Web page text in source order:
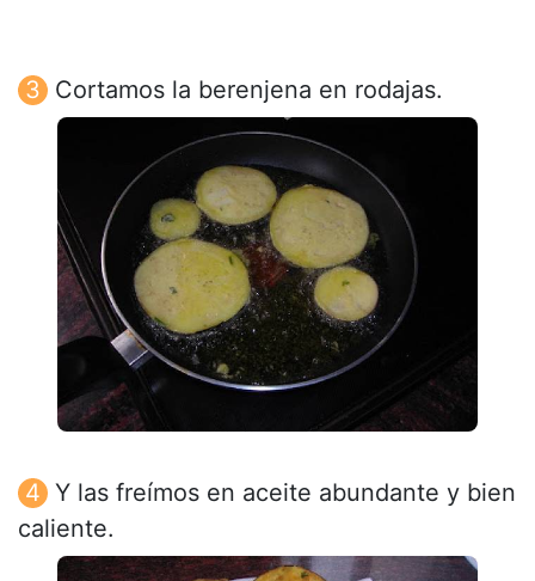
Cortamos la berenjena en rodajas.
Y las freímos en aceite abundante y bien
caliente.